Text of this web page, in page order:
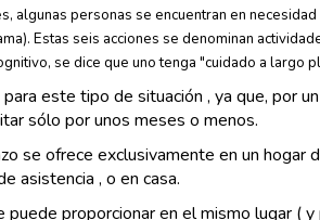
algunas personas se encuentran en
Estas seis acciones se denominan
se dice que uno tenga "cuidado a largo
este tipo de situación , ya que, por
sólo por unos meses o menos.
se ofrece exclusivamente en un
asistencia , o en casa.
proporcionar en el mismo lugar (